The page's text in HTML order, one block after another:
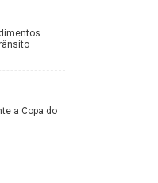
a Copa do